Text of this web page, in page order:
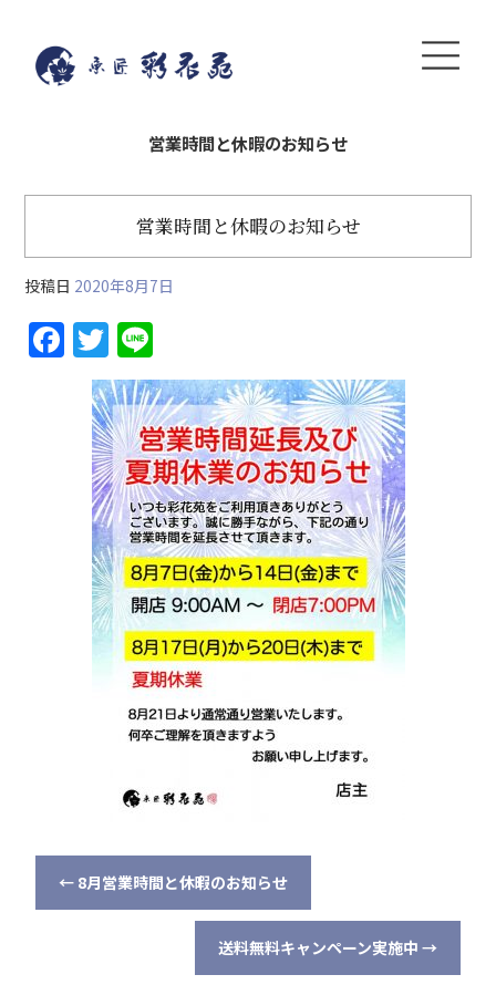
営業時間と休暇のお知らせ
営業時間と休暇のお知らせ
投稿日 2020年8月7日
F
a
T
w
itt
er
n
e
← 8月営業時間と休暇のお知らせ
送料無料キャンペーン実施中 →